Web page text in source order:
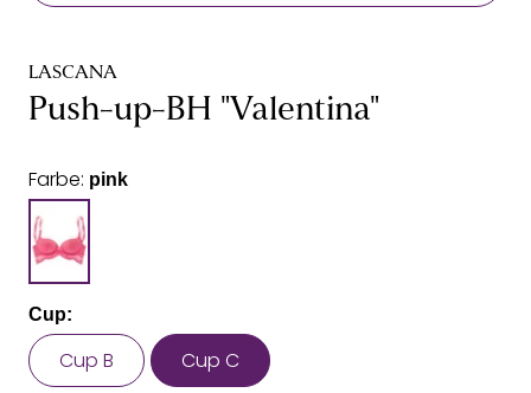
LASCANA
Push-up-BH "Valentina"
Farbe: pink
Cup:
Cup B Cup C